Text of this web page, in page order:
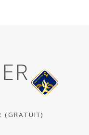
(GRATUIT)